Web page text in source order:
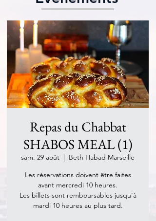
Repas du Chabbat
SHABOS MEAL (1)
sam. 29 août
  |
Beth Habad Marseille
Les réservations doivent être faites
avant mercredi 10 heures.
Les billets sont remboursables jusqu'à
mardi 10 heures au plus tard.